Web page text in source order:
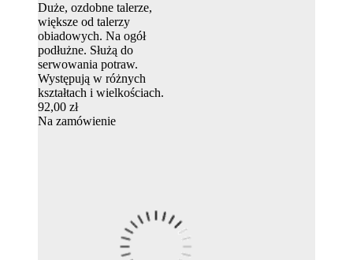
Duże, ozdobne talerze,
większe od talerzy
obiadowych. Na ogół
podłużne. Służą do
serwowania potraw.
Występują w różnych
kształtach i wielkościach.
92,00 zł
Na zamówienie